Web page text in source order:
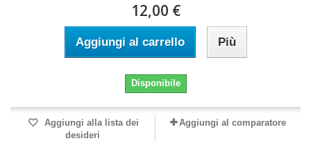
12,00 €
Aggiungi al carrello Più
Disponibile
Aggiungi alla lista dei
desideri
Aggiungi al comparatore